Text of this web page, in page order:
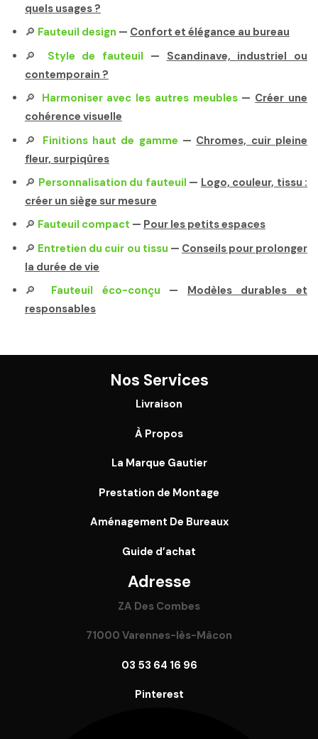
quels usages ?
🔎 Fauteuil design — Confort et élégance au bureau
🔎 Style de fauteuil — Scandinave, industriel ou
contemporain ?
🔎 Harmoniser avec les autres meubles— Créer une
cohérence visuelle
🔎 Finitions haut de gamme — Chromes, cuir pleine
fleur, surpiqûres
🔎 Personnalisation du fauteuil — Logo, couleur, tissu :
créer un siège sur mesure
🔎 Fauteuil compact — Pour les petits espaces
🔎 Entretien du cuir ou tissu — Conseils pour prolonger
la durée de vie
🔎 Fauteuil éco-conçu — Modèles durables et
responsables
Nos Services
Livraison
À Propos
La Marque Gautier
Prestation de Montage
Aménagement De Bureaux
Guide d’achat
Adresse
ZA Des Combes
71000 Varennes-lès-Mâcon
03 53 64 16 96
Pinterest